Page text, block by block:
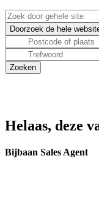
Helaas, deze
Bijbaan Sales Agent